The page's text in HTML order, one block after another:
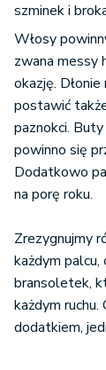
szminek i
Włosy
zwana messy
okazję.
postawić
paznokci.
powinno się
Dodatkowo
na porę roku.
Zrezygnujmy
każdym
bransoletek,
każdym
dodatkiem,